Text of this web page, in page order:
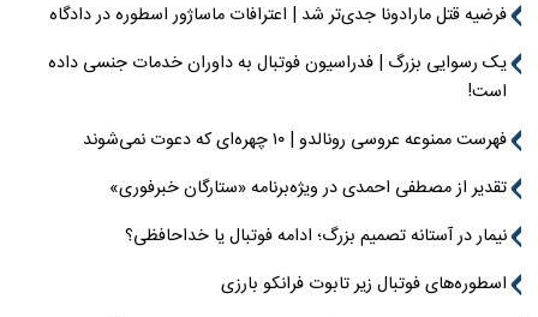
فرضیه قتل مارادونا جدی‌تر شد | اعترافات ماساژور اسطوره در دادگاه
یک رسوایی بزرگ | فدراسیون فوتبال به داوران خدمات جنسی داده
است!
فهرست ممنوعه عروسی رونالدو | ۱۰ چهره‌ای که دعوت نمی‌شوند
تقدیر از مصطفی احمدی در ویژه‌برنامه «ستارگان خبرفوری»
نیمار در آستانه تصمیم بزرگ؛ ادامه فوتبال یا خداحافظی؟
اسطوره‌های فوتبال زیر تابوت فرانکو بارزی